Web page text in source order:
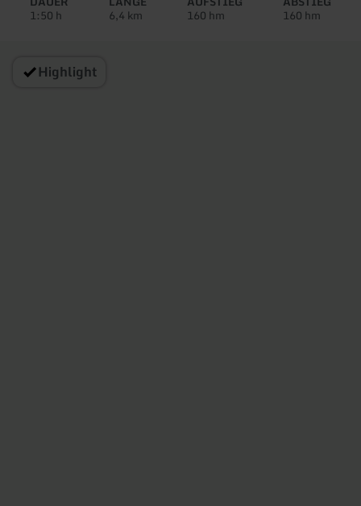
1:50 h 6,4 km 160 hm 160 hm
Highlight